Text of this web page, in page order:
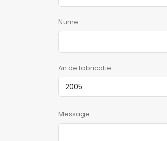
Nume
An de fabricatie
Message